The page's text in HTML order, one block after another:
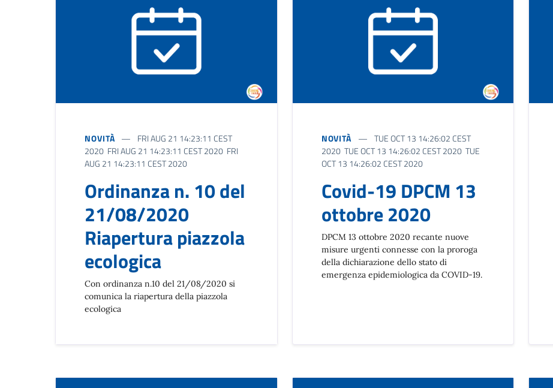
NOVITÀ
FRI AUG 21 14:23:11 CEST
2020 FRI AUG 21 14:23:11 CEST 2020 FRI
AUG 21 14:23:11 CEST 2020
Ordinanza n. 10 del
21/08/2020
Riapertura piazzola
ecologica
Con ordinanza n.10 del 21/08/2020 si
comunica la riapertura della piazzola
ecologica
NOVITÀ
TUE OCT 13 14:26:02 CEST
2020 TUE OCT 13 14:26:02 CEST 2020 TUE
OCT 13 14:26:02 CEST 2020
Covid-19 DPCM 13
ottobre 2020
DPCM 13 ottobre 2020 recante nuove
misure urgenti connesse con la proroga
della dichiarazione dello stato di
emergenza epidemiologica da COVID-19.